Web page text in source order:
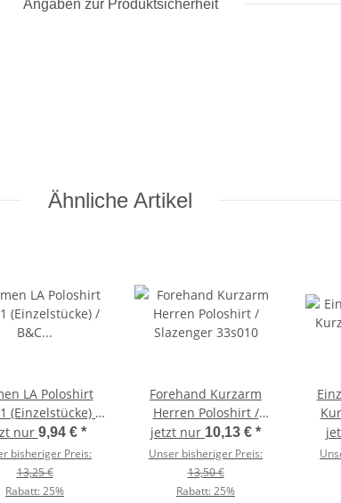
Angaben zur Produktsicherheit
Ähnliche Artikel
LA Poloshirt
(Einzelstücke) /
B&C PWI13
nur 9,94 € *
bisheriger Preis:
13,25 €
Rabatt:25%
Forehand Kurzarm
Herren Poloshirt /
Slazenger 33s010
jetzt nur 10,13 € *
Unser bisheriger Preis:
13,50 €
Rabatt:25%